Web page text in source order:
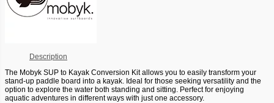
Description
The Mobyk SUP to Kayak Conversion Kit allows you to easily transform your
stand-up paddle board into a kayak. Ideal for those seeking versatility and the
option to explore the water both standing and sitting. Perfect for enjoying
aquatic adventures in different ways with just one accessory.